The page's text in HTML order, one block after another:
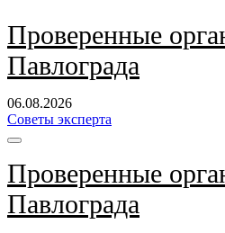
Перейти
к
содержанию
Проверенные
Павлограда
06.08.2026
Советы эксперта
Проверенные
Павлограда